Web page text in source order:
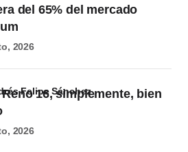
del 65% del mercado
2026
16, simplemente, bien
Felipe Sánchez
2026